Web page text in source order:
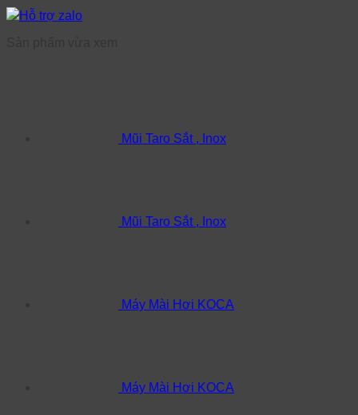
Hỗ trợ zalo
Mũi Taro Sắt , Inox
Mũi Taro Sắt , Inox
Máy Mài Hơi KOCA
Máy Mài Hơi KOCA